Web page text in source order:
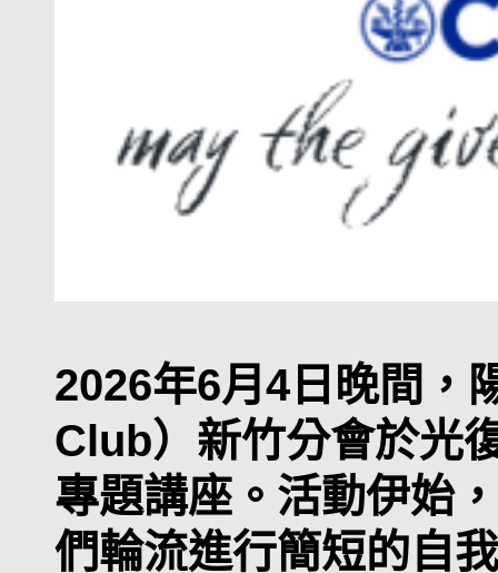
2026年6月4日晚間，
Club）新竹分會於光
專題講座。活動伊始
們輪流進行簡短的自